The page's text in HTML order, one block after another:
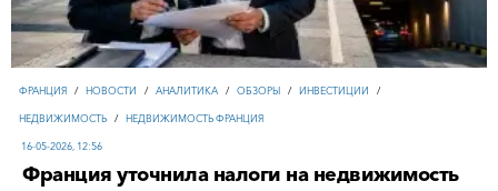
ФРАНЦИЯ / НОВОСТИ / АНАЛИТИКА / ОБЗОРЫ / ИНВЕСТИЦИИ /
НЕДВИЖИМОСТЬ / НЕДВИЖИМОСТЬ ФРАНЦИЯ
16-05-2026, 12:56
Франция уточнила налоги на недвижимость